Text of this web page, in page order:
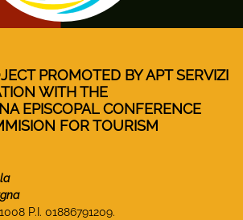
PROMOTED BY APT SERVIZI
WITH THE
EPISCOPAL CONFERENCE
FOR TOURISM
P.I. 01886791209.